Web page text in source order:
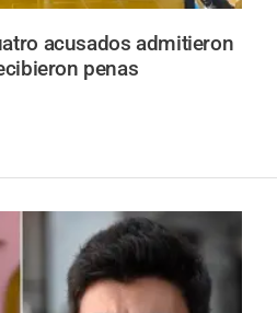
acusados admitieron
penas